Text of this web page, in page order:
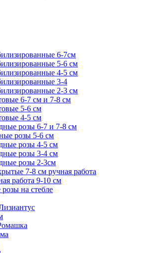
6-7см
5-6 см
4-5 см
3-4
2-3 см
6-7 см и 7-8 см
5-6 см
4-5 см
розы 6-7 и 7-8 см
розы 5-6 см
розы 4-5 см
розы 3-4 см
розы 2-3см
7-8 см ручная работа
работа 9-10 см
на стебле